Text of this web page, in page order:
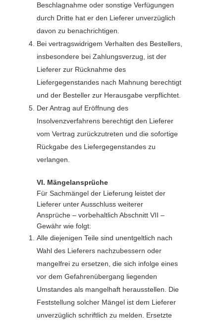
Beschlagnahme oder sonstige Verfügungen
durch Dritte hat er den Lieferer unverzüglich
davon zu benachrichtigen.
Bei vertragswidrigem Verhalten des Bestellers,
insbesondere bei Zahlungsverzug, ist der
Lieferer zur Rücknahme des
Liefergegenstandes nach Mahnung berechtigt
und der Besteller zur Herausgabe verpflichtet.
Der Antrag auf Eröffnung des
Insolvenzverfahrens berechtigt den Lieferer
vom Vertrag zurückzutreten und die sofortige
Rückgabe des Liefergegenstandes zu
verlangen.
VI. Mängelansprüche
Für Sachmängel der Lieferung leistet der
Lieferer unter Ausschluss weiterer
Ansprüche – vorbehaltlich Abschnitt VII –
Gewähr wie folgt:
Alle diejenigen Teile sind unentgeltlich nach
Wahl des Lieferers nachzubessern oder
mangelfrei zu ersetzen, die sich infolge eines
vor dem Gefahrenübergang liegenden
Umstandes als mangelhaft herausstellen. Die
Feststellung solcher Mängel ist dem Lieferer
unverzüglich schriftlich zu melden. Ersetzte